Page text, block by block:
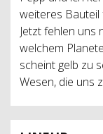
weiteres Bauteil
Jetzt fehlen uns
welchem
scheint gelb zu
Wesen, die uns